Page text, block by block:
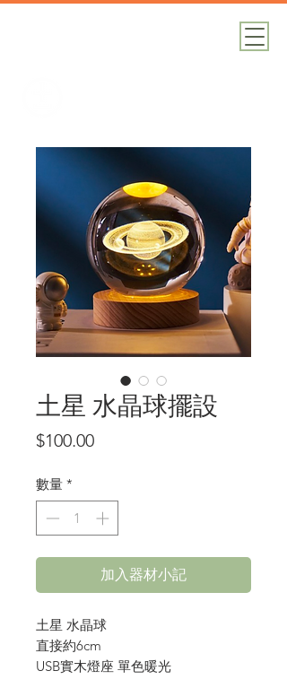
土星 水晶球擺設
$100.00價
數量 *
加入器材小記
土星 水晶球
直接約6cm
USB實木燈座 單色暖光